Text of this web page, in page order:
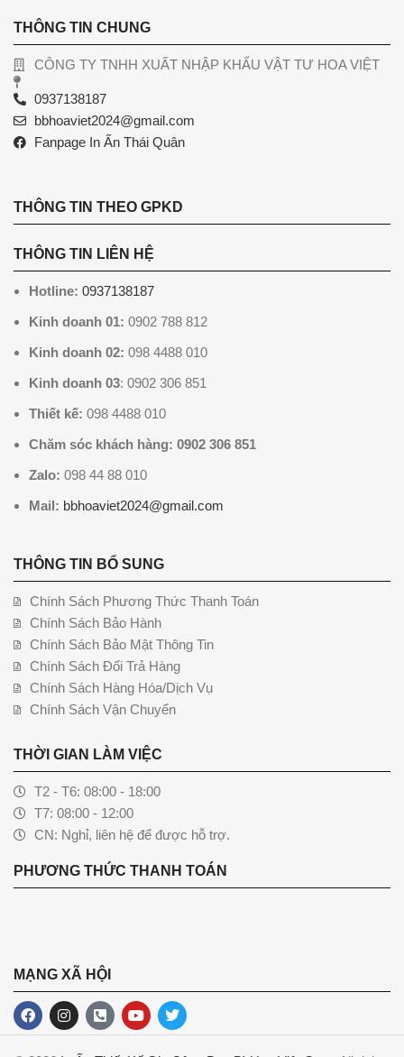
THÔNG TIN CHUNG
CÔNG TY TNHH XUẤT NHẬP KHẨU VẬT TƯ HOA VIỆT
0937138187
bbhoaviet2024@gmail.com
Fanpage In Ấn Thái Quân
THÔNG TIN THEO GPKD
THÔNG TIN LIÊN HỆ
Hotline: 0937138187
Kinh doanh 01: 0902 788 812
Kinh doanh 02: 098 4488 010
Kinh doanh 03: 0902 306 851
Thiết kế: 098 4488 010
Chăm sóc khách hàng: 0902 306 851
Zalo: 098 44 88 010
Mail: bbhoaviet2024@gmail.com
THÔNG TIN BỔ SUNG
Chính Sách Phương Thức Thanh Toán
Chính Sách Bảo Hành
Chính Sách Bảo Mật Thông Tin
Chính Sách Đổi Trả Hàng
Chính Sách Hàng Hóa/Dịch Vụ
Chính Sách Vận Chuyển
THỜI GIAN LÀM VIỆC
T2 - T6: 08:00 - 18:00
T7: 08:00 - 12:00
CN: Nghỉ, liên hệ để được hỗ trợ.
PHƯƠNG THỨC THANH TOÁN
MẠNG XÃ HỘI